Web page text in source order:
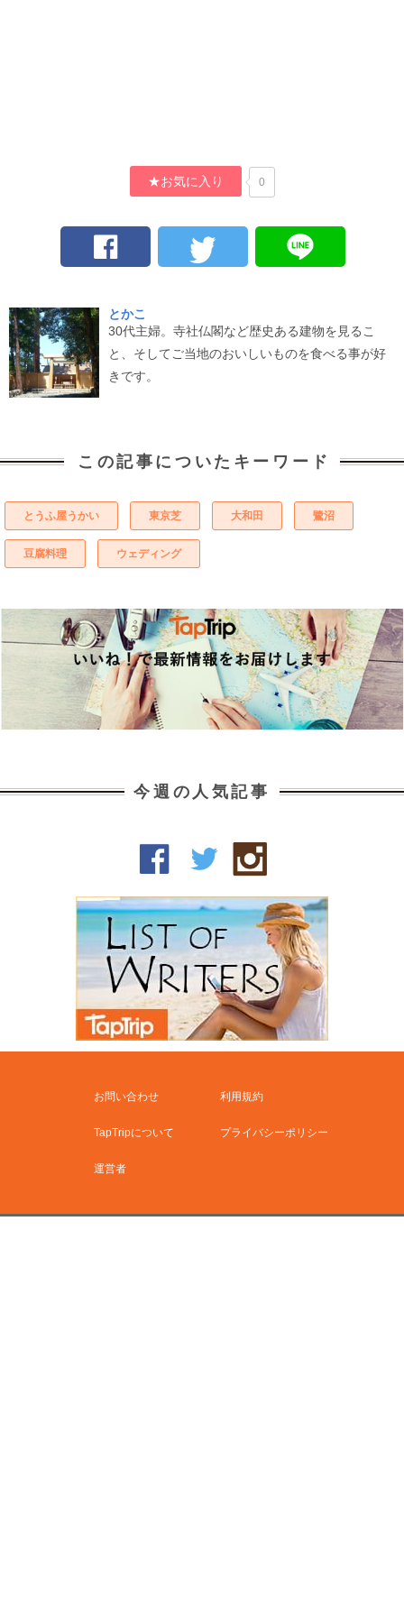
★お気に入り 0
とかこ
30代主婦。寺社仏閣など歴史ある建物を見るこ
と、そしてご当地のおいしいものを食べる事が好
きです。
この記事についたキーワード
とうふ屋うかい 東京芝 大和田 鷺沼
豆腐料理 ウェディング
今週の人気記事
お問い合わせ 利用規約
TapTripについて プライバシーポリシー
運営者